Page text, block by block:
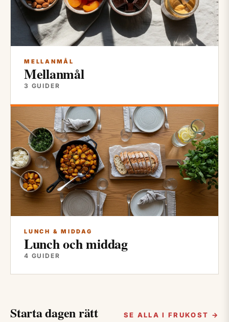
MELLANMÅL
Mellanmål
3 GUIDER
LUNCH & MIDDAG
Lunch och middag
4 GUIDER
Starta dagen rätt SE ALLA I FRUKOST →